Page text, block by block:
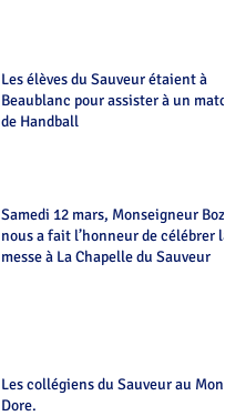
Les élèves du Sauveur étaient à
Beaublanc pour assister à un match
de Handball
Samedi 12 mars, Monseigneur Bozo
nous a fait l’honneur de célébrer la
messe à La Chapelle du Sauveur
Les collégiens du Sauveur au Mont-
Dore.